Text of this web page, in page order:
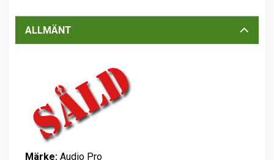
ALLMÄNT
Märke: Audio Pro